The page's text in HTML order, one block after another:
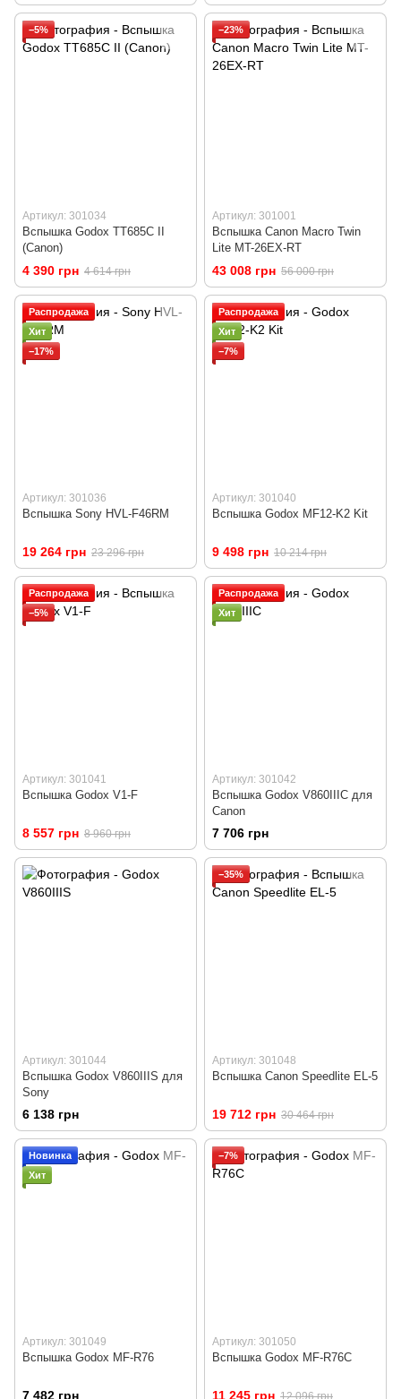
−5%
Артикул: 301034
Вспышка Godox TT685C II
(Canon)
4 390 грн 4 614 грн
−23%
Артикул: 301001
Вспышка Canon Macro Twin
Lite MT-26EX-RT
43 008 грн 56 000 грн
Распродажа
Хит
−17%
Артикул: 301036
Вспышка Sony HVL-F46RM
19 264 грн 23 296 грн
Распродажа
Хит
−7%
Артикул: 301040
Вспышка Godox MF12-K2 Kit
9 498 грн 10 214 грн
Распродажа
−5%
Артикул: 301041
Вспышка Godox V1-F
8 557 грн 8 960 грн
Распродажа
Хит
Артикул: 301042
Вспышка Godox V860IIIC для
Canon
7 706 грн
Артикул: 301044
Вспышка Godox V860IIIS для
Sony
6 138 грн
−35%
Артикул: 301048
Вспышка Canon Speedlite EL-5
19 712 грн 30 464 грн
Новинка
Хит
Артикул: 301049
Вспышка Godox MF-R76
7 482 грн
−7%
Артикул: 301050
Вспышка Godox MF-R76C
11 245 грн 12 096 грн